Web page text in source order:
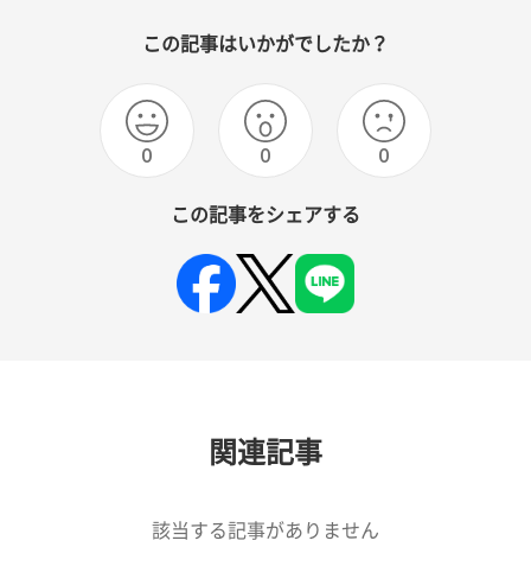
この記事はいかがでしたか？
0 0 0
この記事をシェアする
関連記事
該当する記事がありません